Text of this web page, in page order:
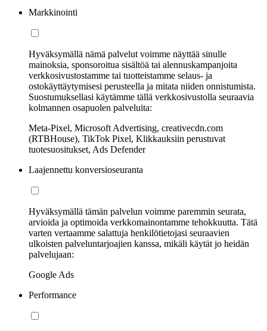
Markkinointi
Hyväksymällä nämä palvelut voimme näyttää sinulle
mainoksia, sponsoroitua sisältöä tai alennuskampanjoita
verkkosivustostamme tai tuotteistamme selaus- ja
ostokäyttäytymisesi perusteella ja mitata niiden onnistumista.
Suostumuksellasi käytämme tällä verkkosivustolla seuraavia
kolmannen osapuolen palveluita:
Meta-Pixel, Microsoft Advertising, creativecdn.com
(RTBHouse), TikTok Pixel, Klikkauksiin perustuvat
tuotesuositukset, Ads Defender
Laajennettu konversioseuranta
Hyväksymällä tämän palvelun voimme paremmin seurata,
arvioida ja optimoida verkkomainontamme tehokkuutta. Tätä
varten vertaamme salattuja henkilötietojasi seuraavien
ulkoisten palveluntarjoajien kanssa, mikäli käytät jo heidän
palvelujaan:
Google Ads
Performance